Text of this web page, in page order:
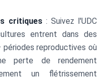
critiques: Suivez l'UDC
entrent dans des
reproductives où
perte de rendement
un flétrissement